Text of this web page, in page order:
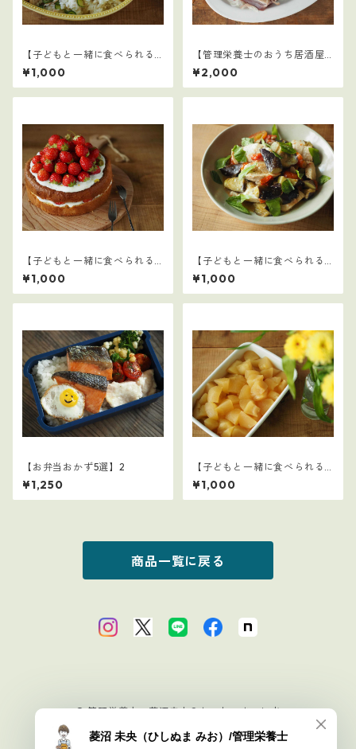
【子どもと一緒に食べられる
ごはん】16
¥1,000
【管理栄養士のおうち居酒屋1
0選】4
¥2,000
【子どもと一緒に食べられる
ごはん】21
¥1,000
【子どもと一緒に食べられる
ごはん】23
¥1,000
【お弁当おかず5選】2
¥1,250
【子どもと一緒に食べられる
ごはん】15
¥1,000
商品一覧に戻る
© 管理栄養士・菱沼未央のおいしいまいにち
Powered by